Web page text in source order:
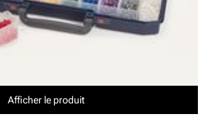
Afficher le produit